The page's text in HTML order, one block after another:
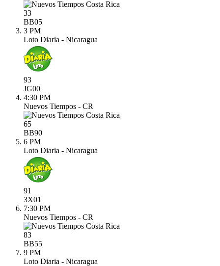
33
BB05
3 PM
Loto Diaria - Nicaragua
93
JG00
4:30 PM
Nuevos Tiempos - CR
65
BB90
6 PM
Loto Diaria - Nicaragua
91
3X01
7:30 PM
Nuevos Tiempos - CR
83
BB55
9 PM
Loto Diaria - Nicaragua